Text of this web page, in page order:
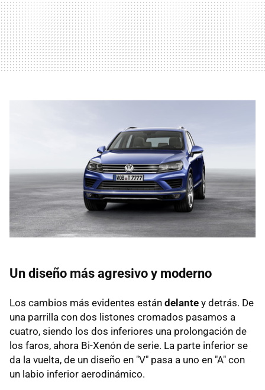
Un diseño más agresivo y moderno
Los cambios más evidentes están delante y detrás. De
una parrilla con dos listones cromados pasamos a
cuatro, siendo los dos inferiores una prolongación de
los faros, ahora Bi-Xenón de serie. La parte inferior se
da la vuelta, de un diseño en "V" pasa a uno en "A" con
un labio inferior aerodinámico.